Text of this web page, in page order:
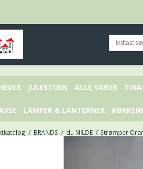
JULESTUEN ALLE VARER
LAMPER & LANTERNER
/ BRANDS / du MILDE / Strømper